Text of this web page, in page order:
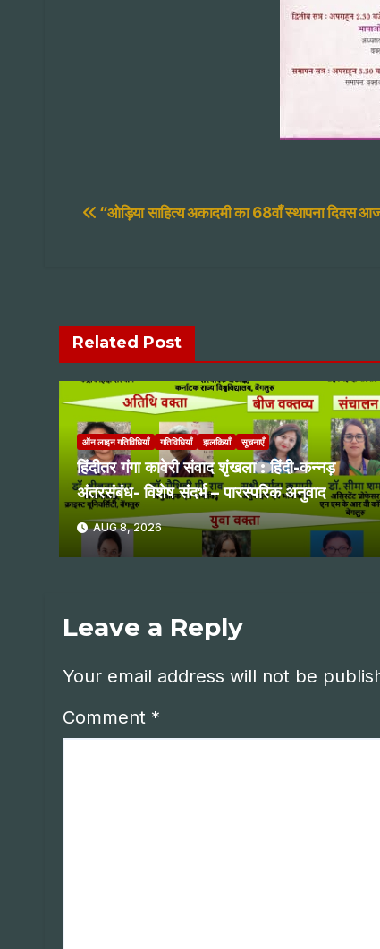
Post
“ओड़िया साहित्य अकादमी का 68वाँ स्थापना दिवस
Related Post
ऑन लाइन गतिविधियाँ गतिविधियाँ झलकियाँ सूचनाएँ
हिंदीतर गंगा कावेरी संवाद शृंखला : हिंदी-कन्नड़
अंतरसंबंध- विशेष संदर्भ – पारस्परिक अनुवाद
AUG 8, 2026
Leave a Reply
Your email address will not be
Comment *